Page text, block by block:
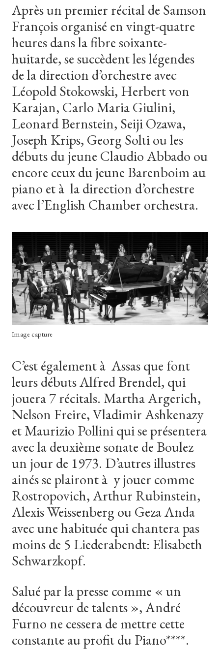
Après un premier récital de Samson
François organisé en vingt-quatre
heures dans la fibre soixante-
huitarde, se succèdent les légendes
de la direction d’orchestre avec
Léopold Stokowski, Herbert von
Karajan, Carlo Maria Giulini,
Leonard Bernstein, Seiji Ozawa,
Joseph Krips, Georg Solti ou les
débuts du jeune Claudio Abbado ou
encore ceux du jeune Barenboim au
piano et à la direction d’orchestre
avec l’English Chamber orchestra.
Image capture
C’est également à Assas que font
leurs débuts Alfred Brendel, qui
jouera 7 récitals. Martha Argerich,
Nelson Freire, Vladimir Ashkenazy
et Maurizio Pollini qui se présentera
avec la deuxième sonate de Boulez
un jour de 1973. D’autres illustres
ainés se plairont à y jouer comme
Rostropovich, Arthur Rubinstein,
Alexis Weissenberg ou Geza Anda
avec une habituée qui chantera pas
moins de 5 Liederabendt: Elisabeth
Schwarzkopf.
Saluéparlapresse comme «un
découvreur detalents»,André
Furno ne cesserade mettre cette
constante auprofitduPiano****.